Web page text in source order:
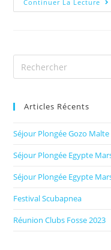
Continuer La Lecture
Articles Récents
Séjour Plongée Gozo Malte
Séjour Plongée Egypte
Séjour Plongée Egypte
Festival Scubapnea
Réunion Clubs Fosse 2023